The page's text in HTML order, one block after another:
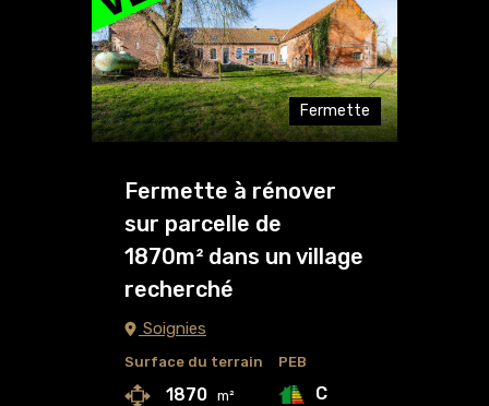
Fermette
Fermette à rénover
sur parcelle de
1870m² dans un village
recherché
Soignies
Surface du terrain
1870 m²
PEB
C